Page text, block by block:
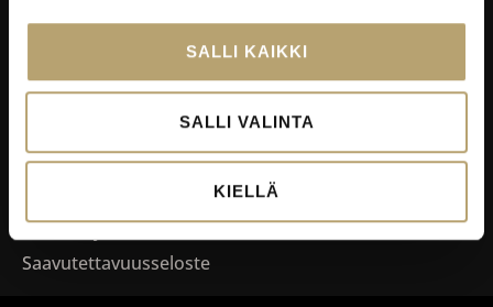
SALLI KAIKKI
SALLI VALINTA
KIELLÄ
Viestintä
Palautekanavat
Tietosuoja
Saavutettavuusseloste